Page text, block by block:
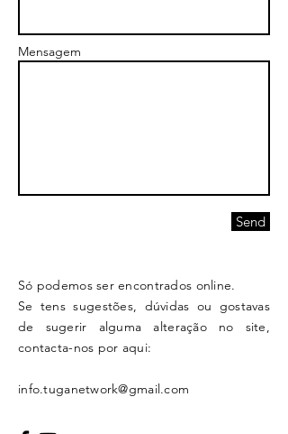
Mensagem
Send
Só podemos ser encontrados online.
Se tens sugestões, dúvidas ou gostavas
de sugerir alguma alteração no site,
contacta-nos por aqui:
info.tuganetwork@gmail.com